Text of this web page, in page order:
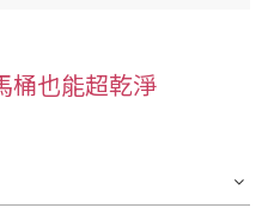
桶也能超乾淨